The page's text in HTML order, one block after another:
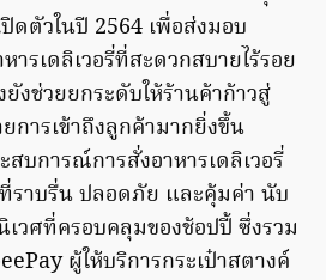
ดตัวในปี 2564 เพื่อส่งมอบ
รเดลิเวอรี่ที่สะดวกสบายไร้รอย
งช่วยยกระดับให้ร้านค้าก้าวสู่
การเข้าถึงลูกค้ามากยิ่งขึ้น
บการณ์การสั่งอาหารเดลิเวอรี่
ราบรื่น ปลอดภัย และคุ้มค่า นับ
เวศที่ครอบคลุมของช้อปปี้ ซึ่งรวม
ผู้ให้บริการกระเป๋าสตางค์